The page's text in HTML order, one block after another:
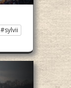
#sylvii